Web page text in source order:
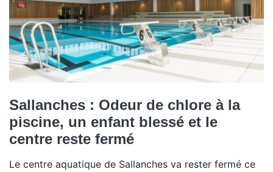
Sallanches : Odeur de chlore à la
piscine, un enfant blessé et le
centre reste fermé
Le centre aquatique de Sallanches va rester fermé ce